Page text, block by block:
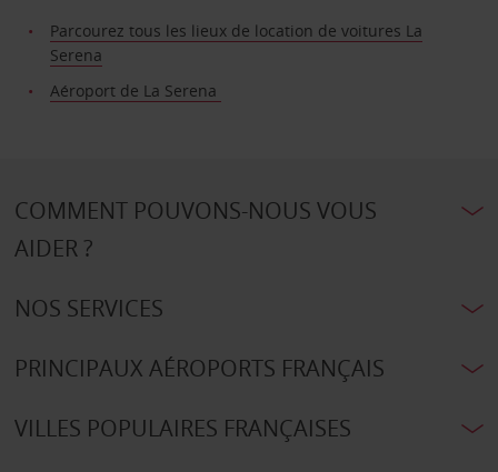
Parcourez tous les lieux de location de voitures La
Serena
Aéroport de La Serena
COMMENT POUVONS-NOUS VOUS
AIDER ?
NOS SERVICES
PRINCIPAUX AÉROPORTS FRANÇAIS
VILLES POPULAIRES FRANÇAISES